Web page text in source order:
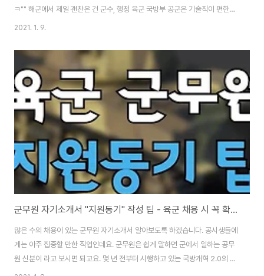
ㅋ"" 해군에서 제일 괜찬은 건 군수, 행정 육군 국방부 공군은 기술직이 편한데
해군은 기술직이 노가다라고요. 군무원 갤러리 분들 ... 절대 오지 마세요. 죽습
다. 해군 전기직이 왜 안 좋냐?1. 경력을 쌓을 수 없습니다.: 기술직인데 왜 전기
경력을 못 쌓나요? 하시는 분들 계실 겁니다. 해군전기직은 ​전기가 아닌 기계와
관련된 일이 99퍼센트라 보시면 됩니다.​ 기계도 엔지니어 업무가 아니고 그냥
개 쌍노가다입니다. 해군용어로 깡깡이라 하죠. 조선소 가보면 가장 밑바..
2021. 1. 9.
군무원 자기소개서 "지원동기" 작성 팁 - 육군 채용 시 꼭 확인하세요
많은 수의 채용이 있는 군무원 자기소개서 알아보도록 하겠습니다. 공시생들에
게는 아주 집중할 만한 직업인데요. 군무원은 쉽게 말하면 군에서 일하는 공무
원 신분이 라고 보시면 되고요. 몇 년 전부터 시행하고 있는 국방개혁 2.0의 일
환으로 군 병력이 점차 감소되면서 병력은 전투력을 활용하는데 집중을 하고